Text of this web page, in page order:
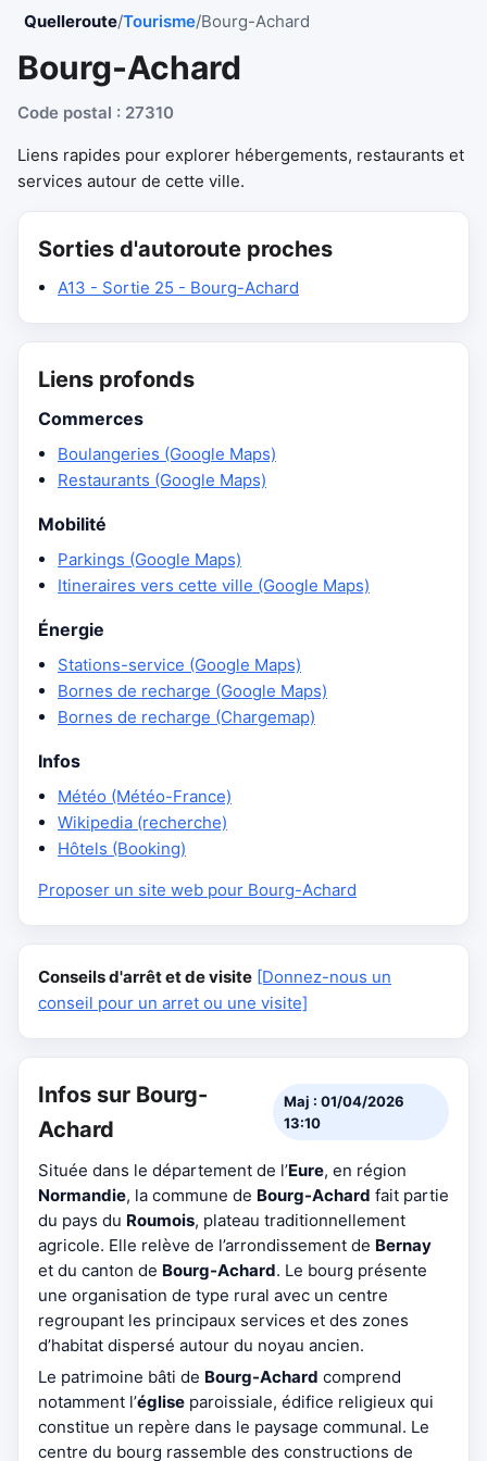
Quelleroute/Tourisme/Bourg-Achard
Bourg-Achard
Code postal : 27310
Liens rapides pour explorer hébergements, restaurants et
services autour de cette ville.
Sorties d'autoroute proches
A13 - Sortie 25 - Bourg-Achard
Liens profonds
Commerces
Boulangeries (Google Maps)
Restaurants (Google Maps)
Mobilité
Parkings (Google Maps)
Itineraires vers cette ville (Google Maps)
Énergie
Stations-service (Google Maps)
Bornes de recharge (Google Maps)
Bornes de recharge (Chargemap)
Infos
Météo (Météo-France)
Wikipedia (recherche)
Hôtels (Booking)
Proposer un site web pour Bourg-Achard
Conseils d'arrêt et de visite [Donnez-nous un
conseil pour un arret ou une visite]
Infos sur Bourg-
Achard
Maj : 01/04/2026
13:10
Située dans le département de l’Eure, en région
Normandie, la commune de Bourg-Achard fait partie
du pays du Roumois, plateau traditionnellement
agricole. Elle relève de l’arrondissement de Bernay
et du canton de Bourg-Achard. Le bourg présente
une organisation de type rural avec un centre
regroupant les principaux services et des zones
d’habitat dispersé autour du noyau ancien.
Le patrimoine bâti de Bourg-Achard comprend
notamment l’église paroissiale, édifice religieux qui
constitue un repère dans le paysage communal. Le
centre du bourg rassemble des constructions de